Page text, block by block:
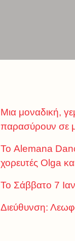
Μια μοναδική,
παρασύρουν σε
Το Alemana
χορευτές Olga
Το Σάββατο 7
Διεύθυνση: